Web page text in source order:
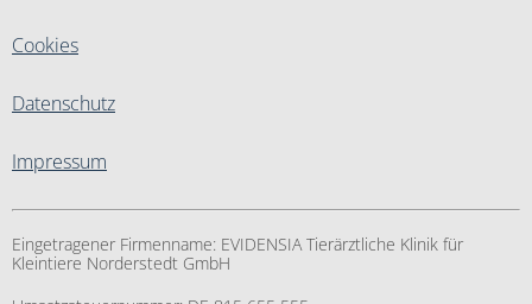
Cookies
Datenschutz
Impressum
Eingetragener Firmenname: EVIDENSIA Tierärztliche Klinik für
Kleintiere Norderstedt GmbH